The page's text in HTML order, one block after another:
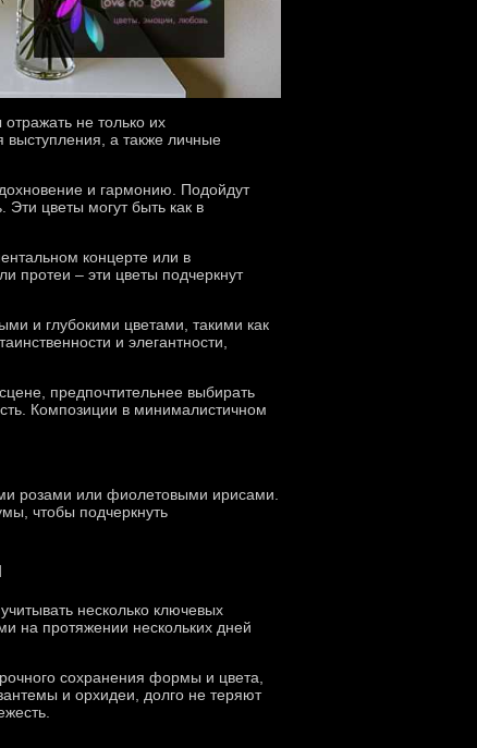
не только их
выступления, а также личные
и гармонию. Подойдут
цветы могут быть как в
концерте или в
протеи – эти цветы подчеркнут
и глубокими цветами, такими как
и элегантности,
предпочтительнее выбирать
Композиции в минималистичном
розами или фиолетовыми ирисами.
чтобы подчеркнуть
несколько ключевых
на протяжении нескольких дней
сохранения формы и цвета,
и орхидеи, долго не теряют